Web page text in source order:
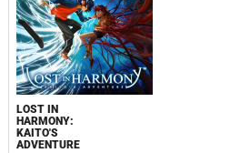
LOST IN
HARMONY:
KAITO'S
ADVENTURE